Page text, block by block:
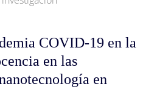
COVID-19 en la
en las
en